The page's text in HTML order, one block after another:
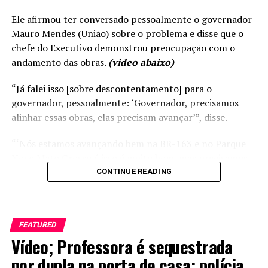
Mala trocada, pneu furado e passagem errada livram
amigas de acidente com 11 mortes e mais de 40 feridos
em MT
Ele afirmou ter conversado pessoalmente o governador
Mauro Mendes (União) sobre o problema e disse que o
chefe do Executivo demonstrou preocupação com o
andamento das obras. (video abaixo)
“Já falei isso [sobre descontentamento] para o
governador, pessoalmente: ‘Governador, precisamos
alinhar essas obras, elas precisam avançar’”, disse.
concluir o BRT e o Portão do Inferno em Chapada dos
Guimarães. São duas obras significativas e que o Governo
precisa avançar’”, acrescentou Max detalhando a
conversa com o governador.
Russi disse que Mendes também cobrou ao secretário de
Estado de Infraestrutura, Marcelo de Oliveira, sobre o
CONTINUE READING
FEATURED
Vídeo; Professora é sequestrada